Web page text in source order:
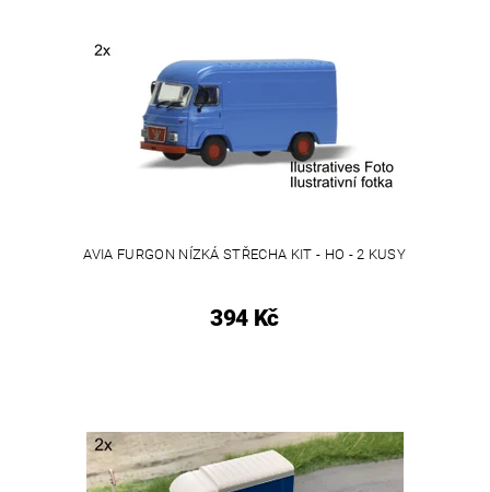
AVIA FURGON NÍZKÁ STŘECHA KIT - HO - 2 KUSY
394 Kč